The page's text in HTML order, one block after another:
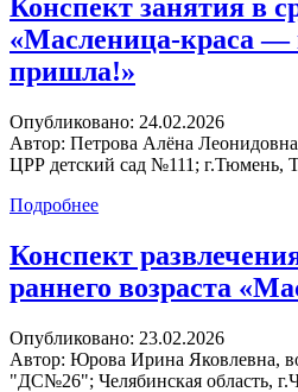
Конспект занятия в
«Масленица-краса —
пришла!»
Опубликовано: 24.02.2026
Автор: Петрова Алёна
ЦРР детский сад №111; г.Тюмень,
Подробнее
Конспект
раннего возраста
Опубликовано: 23.02.2026
Автор: Юрова Ирина Яковлевна,